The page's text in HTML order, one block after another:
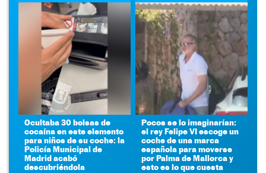
Ocultaba 30 bolsas de
cocaína en este elemento
para niños de su coche: la
Policía Municipal de
Madrid acabó
descubriéndola
Pocos se lo imaginarían:
el rey Felipe VI escoge un
coche de una marca
española para moverse
por Palma de Mallorca y
esto es lo que cuesta